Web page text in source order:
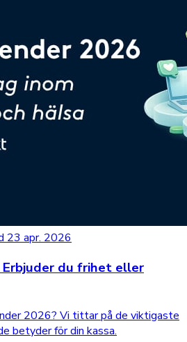
23 apr. 2026
du frihet eller
2026? Vi tittar på de viktigaste
betyder för din kassa.